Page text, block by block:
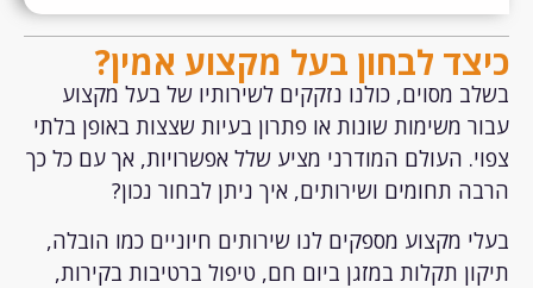
לבחון בעל מקצוע אמין?
מסוים, כולנו נזקקים לשירותיו של בעל מקצוע
משימות שונות או פתרון בעיות שצצות באופן בלתי
העולם המודרני מציע שלל אפשרויות, אך עם כל כך
תחומים ושירותים, איך ניתן לבחור נכון?
מקצוע מספקים לנו שירותים חיוניים כמו הובלה,
תקלות במזגן ביום חם, טיפול ברטיבות בקירות,